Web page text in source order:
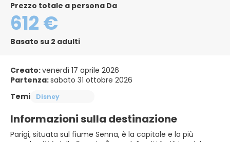
Prezzo totale a persona Da
612 €
Basato su 2 adulti
Creato:venerdì 17 aprile 2026
Partenza:sabato 31 ottobre 2026
Temi
Disney
Informazioni sulla destinazione
Parigi, situata sul fiume Senna, è la capitale e la più